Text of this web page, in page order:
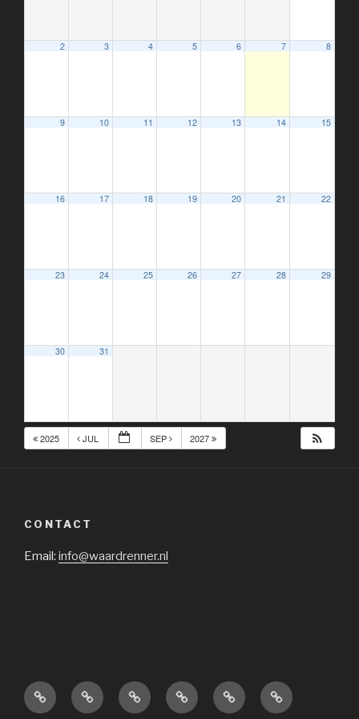
2 3 4 5 6 7 8
9 10 11 12 13 14 15
16 17 18 19 20 21 22
23 24 25 26 27 28 29
30 31
2025 JUL SEP 2027
CONTACT
Email: info@waardrenner.nl
Home
Lid
worden
VerenigingCategorieënSponsorsAgenda